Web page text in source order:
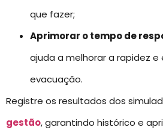
que fazer;
Aprimorar o tempo de
ajuda a melhorar a rapidez e
evacuação.
Registre os resultados dos
gestão, garantindo histórico e